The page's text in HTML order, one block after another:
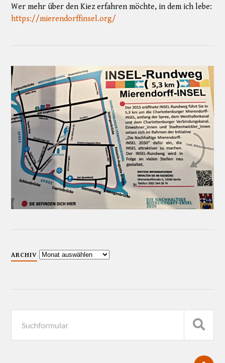
Wer mehr über den Kiez erfahren möchte, in dem ich lebe:
https://mierendorffinsel.org/
ARCHIV